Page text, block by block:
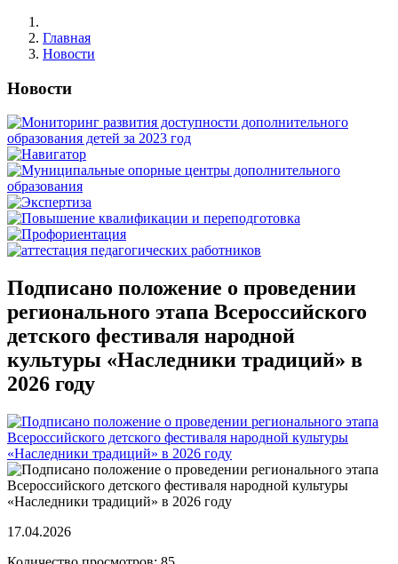
Главная
Новости
Новости
Подписано положение о проведении
регионального этапа Всероссийского
детского фестиваля народной
культуры «Наследники традиций» в
2026 году
17.04.2026